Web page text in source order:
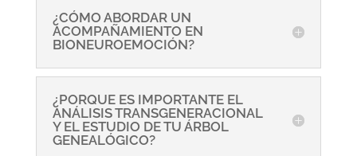
¿CÓMO ABORDAR UN
ACOMPAÑAMIENTO EN
BIONEUROEMOCIÓN?
¿PORQUE ES IMPORTANTE EL
ANÁLISIS TRANSGENERACIONAL
Y EL ESTUDIO DE TU ÁRBOL
GENEALÓGICO?